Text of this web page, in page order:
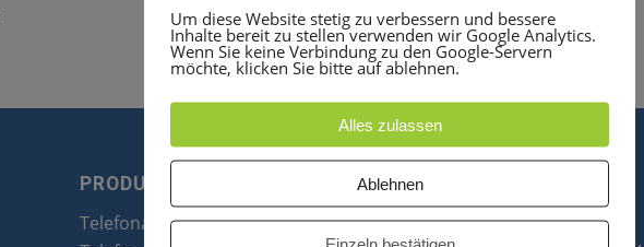
PRODUKTE
Telefonanlagen
optiPoint 500
Um diese Website stetig zu verbessern und bessere
Inhalte bereit zu stellen verwenden wir Google Analytics.
Wenn Sie keine Verbindung zu den Google-Servern
möchte, klicken Sie bitte auf ablehnen.
Alles zulassen
Ablehnen